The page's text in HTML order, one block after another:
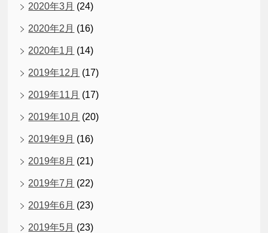
2020年3月 (24)
2020年2月 (16)
2020年1月 (14)
2019年12月 (17)
2019年11月 (17)
2019年10月 (20)
2019年9月 (16)
2019年8月 (21)
2019年7月 (22)
2019年6月 (23)
2019年5月 (23)